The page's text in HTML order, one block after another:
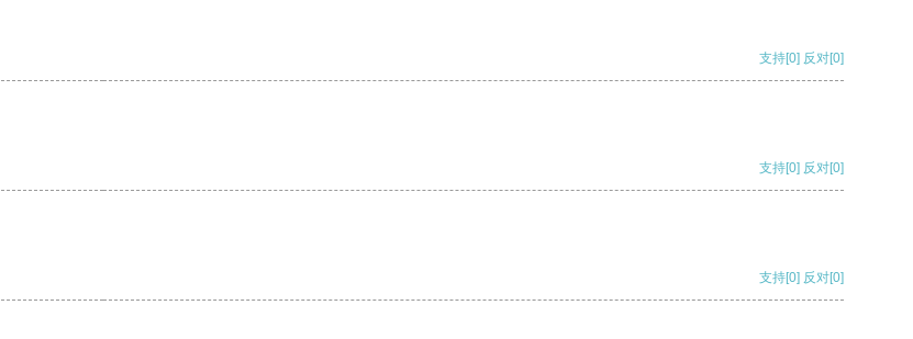
支持[0] 反对[0]
支持[0] 反对[0]
支持[0] 反对[0]